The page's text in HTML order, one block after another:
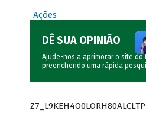
Ações
DÊ SUA OPINIÃO
Ajude-nos a aprimorar o site do
preenchendo uma rápida